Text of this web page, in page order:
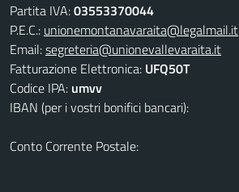
Partita IVA:03553370044
P.E.C.: unionemontanavaraita@legalmail.it
Email:segreteria@unionevallevaraita.it
Fatturazione Elettronica: UFQ50T
Codice IPA: umvv
IBAN (per i vostri bonifici bancari):
Conto Corrente Postale: